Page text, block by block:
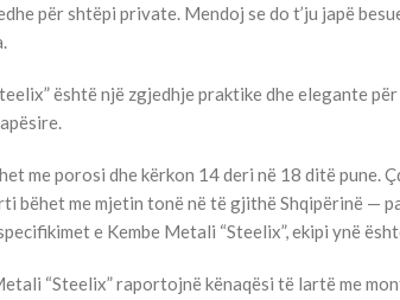
për shtëpi private. Mendoj se do t’ju japë
është një zgjedhje praktike dhe elegante
me porosi dhe kërkon 14 deri në 18 ditë pune.
bëhet me mjetin tonë në të gjithë Shqipërinë —
e Kembe Metali “Steelix”, ekipi ynë
“Steelix” raportojnë kënaqësi të lartë me